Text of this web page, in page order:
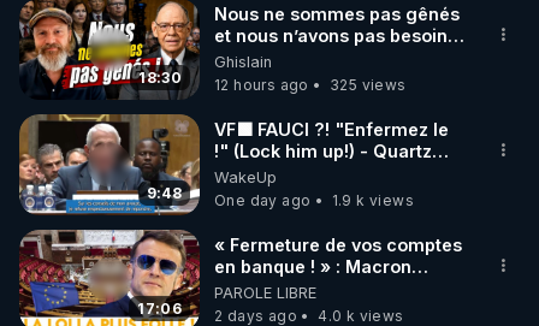
18:30
Nous ne sommes pas gênés
et nous n’avons pas besoin
de nous excuser ! #jw
#jehovah #collegecentral
Ghislain
12 hours ago
325 views
9:48
VF🟩 FAUCI ?! "Enfermez le
!" (Lock him up!) - Quartz
Traduction
WakeUp
One day ago
1.9 k views
17:06
« Fermeture de vos comptes
en banque ! » : Macron
impose une loi folle !
PAROLE LIBRE
2 days ago
4.0 k views